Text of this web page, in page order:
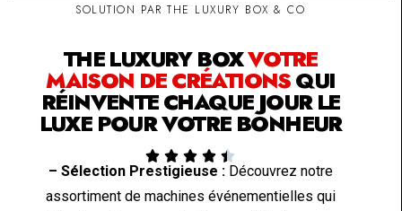
SOLUTION PAR THE LUXURY BOX & CO
THE LUXURY BOXVOTRE
MAISON DE CRÉATIONSQUI
RÉINVENTE CHAQUE JOUR LE
LUXE POUR VOTRE BONHEUR
    
– Sélection Prestigieuse :Découvrez notre
assortiment de machines événementielles qui